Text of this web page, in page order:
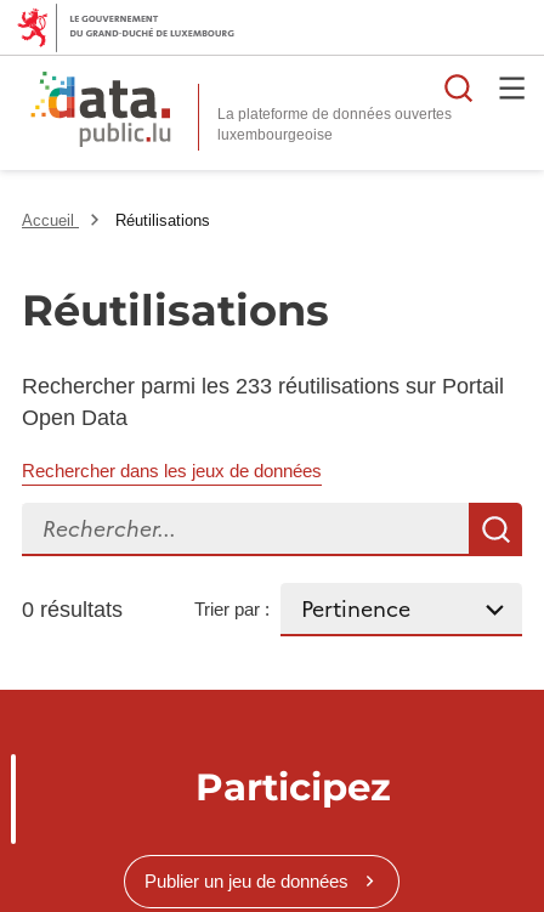
La plateforme de données ouvertes
Accueil Réutilisations
Réutilisations
Rechercher parmi les 233 réutilisations sur Portail
Open Data
Rechercher dans les jeux de données
Rechercher...
0 résultats Trier par :
Participez
Publier un jeu de données